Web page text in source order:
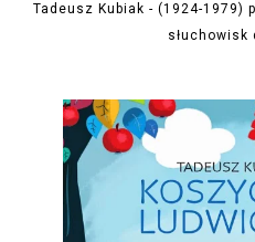
Tadeusz Kubiak - (1924-1979)
słuchowisk